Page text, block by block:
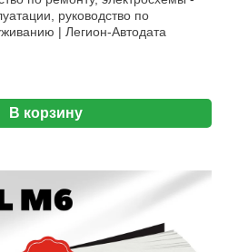
руководство по
| Легион-Автодата
В корзину